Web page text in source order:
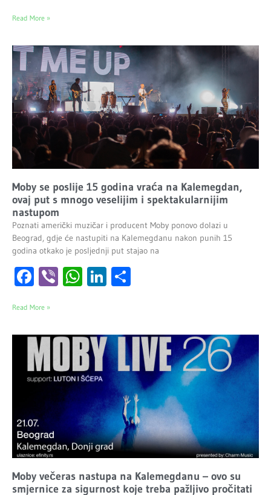
Read More »
Moby se poslije 15 godina vraća na Kalemegdan,
ovaj put s mnogo veselijim i spektakularnijim
nastupom
Poznati američki muzičar i producent Moby ponovo dolazi u
Beograd, gdje će nastupiti na Kalemegdanu nakon punih 15
godina otkako je posljednji put stajao na
Facebook
ViberWhatsApp
LinkedIn
Read More »
Moby večeras nastupa na Kalemegdanu – ovo su
smjernice za sigurnost koje treba pažljivo pročitati